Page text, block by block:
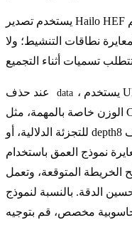
يستخدم تصدير Hailo HEF تكميم INT8 لتعيين شبكة YOLO بكفاءة
نطاقات التنشيط؛ ولا
data ، يستخدم Ultralytics مجموعة بيانات معايرة خفيفة
الوزن خاصة بالمهمة، مثل COCO128 للاكتشاف، أو cityscapes8
للتجزئة الدلالية، أو depth8 لتقدير العمق. رأس العمق الكثيف
نموذج العمق باستخدام
المتوقعة، وتعمل
الدقة. بالنسبة لنموذج